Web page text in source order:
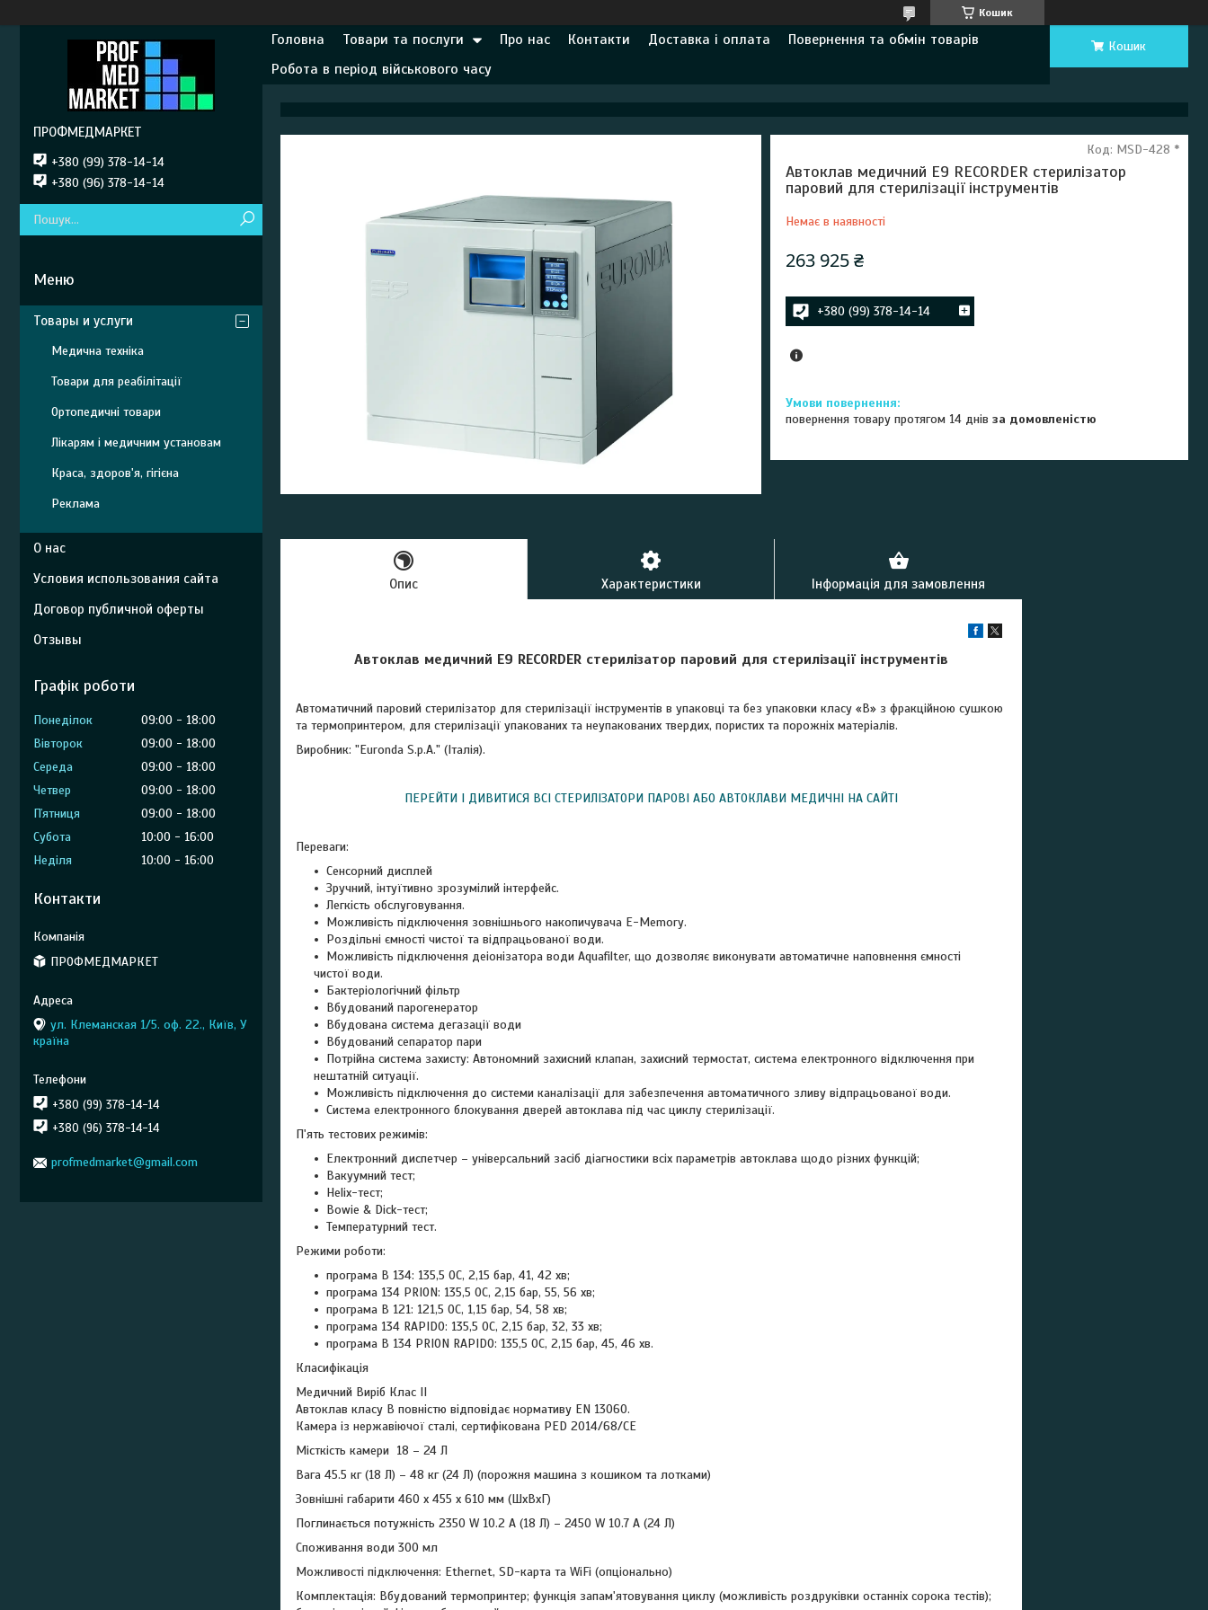
Кошик
Головна Товари та послуги Про нас Контакти Доставка і оплата
Повернення та обмін товарів
Робота в період військового часу
Кошик
Автоклав медичний Е9 RECORDER стерилізатор
паровий для стерилізації інструментів
Немає в наявності
Код: MSD-428 *
263 925 ₴
+380 (99) 378-14-14
повернення товару протягом 14 днівза домовленістю
Опис Характеристики Інформація для замовлення
Автоклав медичний Е9 RECORDER стерилізатор паровий для стерилізації інструментів
Автоматичний паровий стерилізатор для стерилізації інструментів в упаковці та без упаковки класу «B» з фракційною сушкою
та термопринтером, для стерилізації упакованих та неупакованих твердих, пористих та порожніх матеріалів.
Виробник: "Euronda S.p.A." (Італія).
ПЕРЕЙТИ І ДИВИТИСЯ ВСІ СТЕРИЛІЗАТОРИ ПАРОВІ АБО АВТОКЛАВИ МЕДИЧНІ НА САЙТІ
Переваги:
Сенсорний дисплей
Зручний, інтуїтивно зрозумілий інтерфейс.
Легкість обслуговування.
Можливість підключення зовнішнього накопичувача E-Memory.
Роздільні ємності чистої та відпрацьованої води.
Можливість підключення деіонізатора води Aquafilter, що дозволяє виконувати автоматичне наповнення ємності
чистої води.
Бактеріологічний фільтр
Вбудований парогенератор
Вбудована система дегазації води
Вбудований сепаратор пари
Потрійна система захисту: Автономний захисний клапан, захисний термостат, система електронного відключення при
нештатній ситуації.
Можливість підключення до системи каналізації для забезпечення автоматичного зливу відпрацьованої води.
Система електронного блокування дверей автоклава під час циклу стерилізації.
П'ять тестових режимів:
Електронний диспетчер – універсальний засіб діагностики всіх параметрів автоклава щодо різних функцій;
Вакуумний тест;
Helix-тест;
Bowie & Dick-тест;
Температурний тест.
Режими роботи:
програма В 134: 135,5 0С, 2,15 бар, 41, 42 хв;
програма 134 PRION: 135,5 0С, 2,15 бар, 55, 56 хв;
програма В 121: 121,5 0С, 1,15 бар, 54, 58 хв;
програма 134 RAPIDO: 135,5 0С, 2,15 бар, 32, 33 хв;
програма В 134 PRION RAPIDO: 135,5 0С, 2,15 бар, 45, 46 хв.
Класифікація
Медичний Виріб Клас II
Автоклав класу B повністю відповідає нормативу EN 13060.
Камера із нержавіючої сталі, сертифікована PED 2014/68/CE
Місткість камери 18 – 24 Л
Вага 45.5 кг (18 Л) – 48 кг (24 Л) (порожня машина з кошиком та лотками)
Зовнішні габарити 460 x 455 x 610 мм (ШxВxГ)
Поглинається потужність 2350 W 10.2 A (18 Л) – 2450 W 10.7 A (24 Л)
Споживання води 300 мл
Можливості підключення: Ethernet, SD-карта та WiFi (опціонально)
Комплектація: Вбудований термопринтер; функція запам'ятовування циклу (можливість роздруківки останніх сорока тестів);
ПРОФМЕДМАРКЕТ
+380 (99) 378-14-14
+380 (96) 378-14-14
Товары и услуги
Медична техніка
Товари для реабілітації
Ортопедичні товари
Лікарям і медичним установам
Краса, здоров'я, гігієна
Реклама
О нас
Условия использования сайта
Договор публичной оферты
Отзывы
Графік роботи
Понеділок 09:00
18:00
Вівторок
09:00
18:00
Середа
09:00
18:00
Четвер
09:00
18:00
Пʼятниця
09:00
18:00
Субота
10:00
16:00
Неділя
10:00 16:00
Контакти
ПРОФМЕДМАРКЕТ
ул. Клеманская 1/5. оф. 22., Київ, У
країна
+380 (99) 378-14-14
+380 (96) 378-14-14
profmedmarket@gmail.com